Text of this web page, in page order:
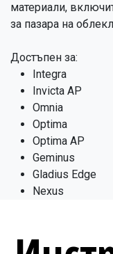
материали,
за пазара на
Достъпен за:
Integra
Invicta AP
Omnia
Optima
Optima AP
Geminus
Gladius Edge
Nexus